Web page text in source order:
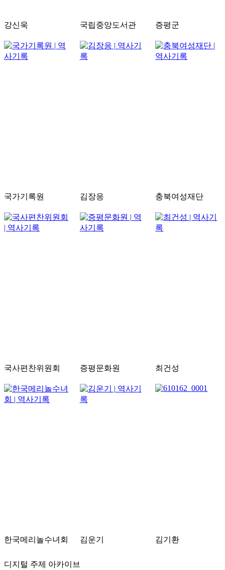
강신욱 국립중앙도서관 증평군
국가기록원 김장응 충북여성재단
국사편찬위원회 증평문화원 최건성
한국메리놀수녀회 김운기 김기환
디지털 주제 아카이브